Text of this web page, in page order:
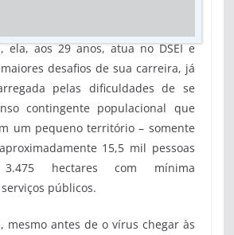
as medidas que vêm sendo
os riscos da pandemia. Nascida
ela, aos 29 anos, atua no DSEI e
desafios de sua carreira, já
pelas dificuldades de se
contingente populacional que
um pequeno território – somente
15,5 mil pessoas
hectares com mínima
públicos.
mesmo antes de o vírus chegar às